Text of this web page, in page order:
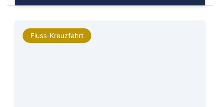
Arktis
Fluss-Kreuzfahrt